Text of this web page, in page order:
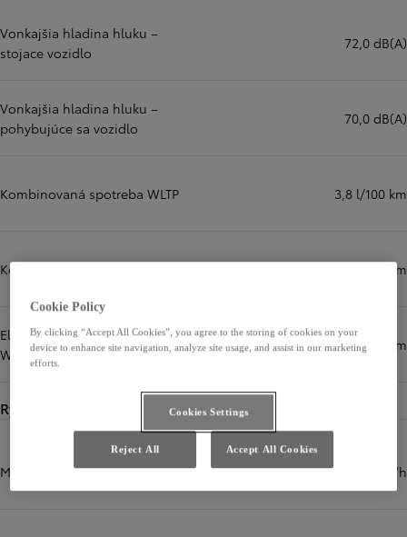
Vonkajšia hladina hluku –
stojace vozidlo
72,0 dB(A)
Vonkajšia hladina hluku –
pohybujúce sa vozidlo
70,0 dB(A)
Kombinovaná spotreba WLTP 3,8 l/100 km
Kombinované emisie CO2 WLTP 86 g/km
Elektrický dojazd – Kombinovaný
WLTP (km)
km
Rýchlosti
Maximálna rýchlosť 175 km/h
Cookie Policy
By clicking “Accept All Cookies”, you agree to the storing of cookies on your
device to enhance site navigation, analyze site usage, and assist in our marketing
efforts.
Cookies Settings
Reject All Accept All Cookies